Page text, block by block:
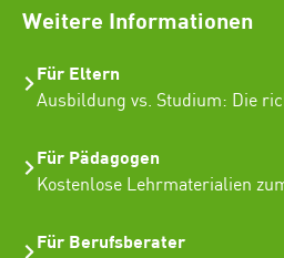
Weitere Informationen
Für Eltern
Ausbildung vs. Studium: Die
Für Pädagogen
Kostenlose Lehrmaterialien
Für Berufsberater